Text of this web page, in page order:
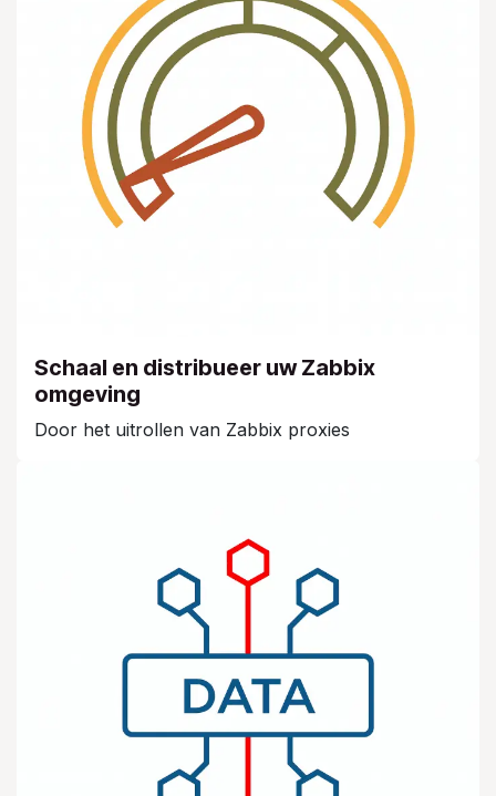
Schaal en distribueer uw Zabbix
omgeving
Door het uitrollen van Zabbix proxies